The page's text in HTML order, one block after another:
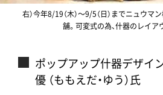
右）今年8/19（木）～9/5（日）までニュウ
舗。可変式の為、什器のレイア
ポップアップ什器デザ
優 （ももえだ・ゆう）氏